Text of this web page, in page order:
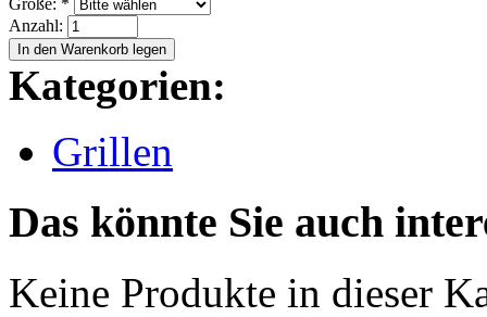
Größe: *
Anzahl:
Kategorien:
Grillen
Das könnte Sie auch
Keine Produkte in dieser